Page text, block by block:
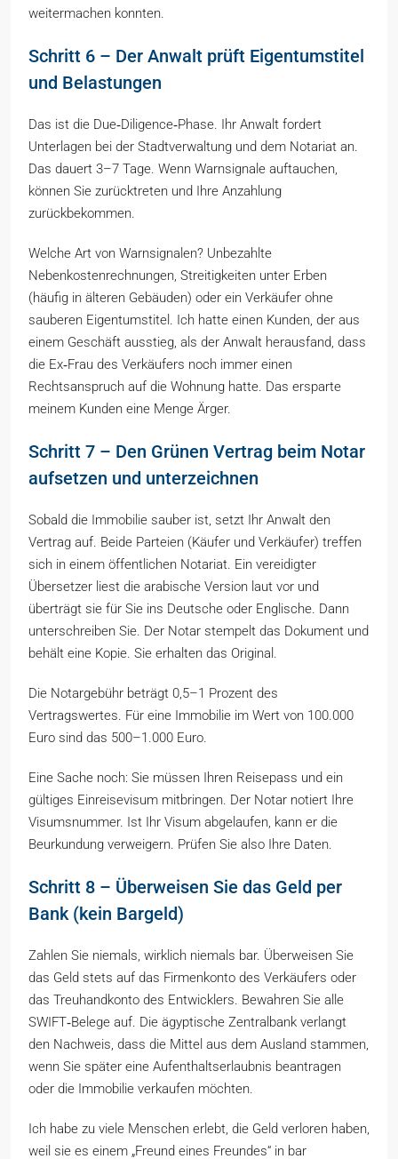
weitermachen konnten.
Schritt 6 – Der Anwalt prüft Eigentumstitel
und Belastungen
Das ist die Due‑Diligence‑Phase. Ihr Anwalt fordert
Unterlagen bei der Stadtverwaltung und dem Notariat an.
Das dauert 3–7 Tage. Wenn Warnsignale auftauchen,
können Sie zurücktreten und Ihre Anzahlung
zurückbekommen.
Welche Art von Warnsignalen? Unbezahlte
Nebenkostenrechnungen, Streitigkeiten unter Erben
(häufig in älteren Gebäuden) oder ein Verkäufer ohne
sauberen Eigentumstitel. Ich hatte einen Kunden, der aus
einem Geschäft ausstieg, als der Anwalt herausfand, dass
die Ex‑Frau des Verkäufers noch immer einen
Rechtsanspruch auf die Wohnung hatte. Das ersparte
meinem Kunden eine Menge Ärger.
Schritt 7 – Den Grünen Vertrag beim Notar
aufsetzen und unterzeichnen
Sobald die Immobilie sauber ist, setzt Ihr Anwalt den
Vertrag auf. Beide Parteien (Käufer und Verkäufer) treffen
sich in einem öffentlichen Notariat. Ein vereidigter
Übersetzer liest die arabische Version laut vor und
überträgt sie für Sie ins Deutsche oder Englische. Dann
unterschreiben Sie. Der Notar stempelt das Dokument und
behält eine Kopie. Sie erhalten das Original.
Die Notargebühr beträgt 0,5–1 Prozent des
Vertragswertes. Für eine Immobilie im Wert von 100.000
Euro sind das 500–1.000 Euro.
Eine Sache noch: Sie müssen Ihren Reisepass und ein
gültiges Einreisevisum mitbringen. Der Notar notiert Ihre
Visumsnummer. Ist Ihr Visum abgelaufen, kann er die
Beurkundung verweigern. Prüfen Sie also Ihre Daten.
Schritt 8 – Überweisen Sie das Geld per
Bank (kein Bargeld)
Zahlen Sie niemals, wirklich niemals bar. Überweisen Sie
das Geld stets auf das Firmenkonto des Verkäufers oder
das Treuhandkonto des Entwicklers. Bewahren Sie alle
SWIFT‑Belege auf. Die ägyptische Zentralbank verlangt
den Nachweis, dass die Mittel aus dem Ausland stammen,
wenn Sie später eine Aufenthaltserlaubnis beantragen
oder die Immobilie verkaufen möchten.
Ich habe zu viele Menschen erlebt, die Geld verloren haben,
weil sie es einem „Freund eines Freundes“ in bar